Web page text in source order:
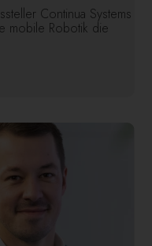
Continua Systems
mobile Robotik die